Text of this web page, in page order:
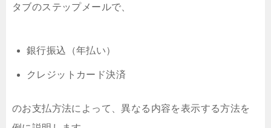
タブのステップメールで、
銀行振込（年払い）
クレジットカード決済
のお支払方法によって、異なる内容を表示する方法を